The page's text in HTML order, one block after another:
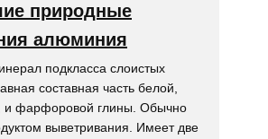
природные
алюминия
подкласса слоистых
составная часть белой,
и фарфоровой глины. Обычно
выветривания. Имеет две